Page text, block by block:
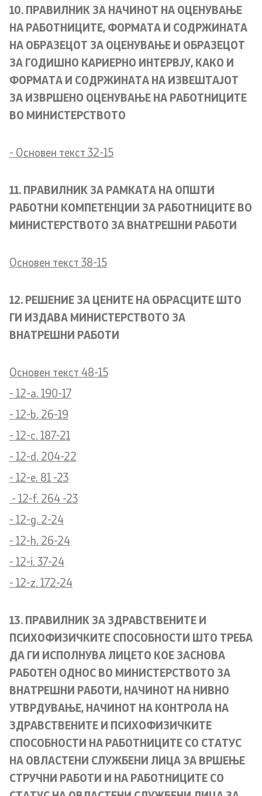
10. ПРАВИЛНИК ЗА НАЧИНОТ НА ОЦЕНУВАЊЕ
НА РАБОТНИЦИТЕ, ФОРМАТА И СОДРЖИНАТА
НА ОБРАЗЕЦОТ ЗА ОЦЕНУВАЊЕ И ОБРАЗЕЦОТ
ЗА ГОДИШНО КАРИЕРНО ИНТЕРВЈУ, КАКО И
ФОРМАТА И СОДРЖИНАТА НА ИЗВЕШТАЈОТ
ЗА ИЗВРШЕНО ОЦЕНУВАЊЕ НА РАБОТНИЦИТЕ
ВО МИНИСТЕРСТВОТО
- Основен текст 32-15
11. ПРАВИЛНИК ЗА РАМКАТА НА ОПШТИ
РАБОТНИ КОМПЕТЕНЦИИ ЗА РАБОТНИЦИТЕ ВО
МИНИСТЕРСТВОТО ЗА ВНАТРЕШНИ РАБОТИ
Основен текст 38-15
12. РЕШЕНИЕ ЗА ЦЕНИТЕ НА ОБРАСЦИТЕ ШТО
ГИ ИЗДАВА МИНИСТЕРСТВОТО ЗА
ВНАТРЕШНИ РАБОТИ
Основен текст 48-15
- 12-a. 190-17
- 12-b. 26-19
- 12-c. 187-21
- 12-d. 204-22
- 12-e. 81 -23
- 12-f. 264 -23
- 12-g. 2-24
- 12-h. 26-24
- 12-i. 37-24
- 12-z. 172-24
13. ПРАВИЛНИК ЗА ЗДРАВСТВЕНИТЕ И
ПСИХОФИЗИЧКИТЕ СПОСОБНОСТИ ШТО ТРЕБА
ДА ГИ ИСПОЛНУВА ЛИЦЕТО КОЕ ЗАСНОВА
РАБОТЕН ОДНОС ВО МИНИСТЕРСТВОТО ЗА
ВНАТРЕШНИ РАБОТИ, НАЧИНОТ НА НИВНО
УТВРДУВАЊЕ, НАЧИНОТ НА КОНТРОЛА НА
ЗДРАВСТВЕНИТЕ И ПСИХОФИЗИЧКИТЕ
СПОСОБНОСТИ НА РАБОТНИЦИТЕ СО СТАТУС
НА ОВЛАСТЕНИ СЛУЖБЕНИ ЛИЦА ЗА ВРШЕЊЕ
СТРУЧНИ РАБОТИ И НА РАБОТНИЦИТЕ СО